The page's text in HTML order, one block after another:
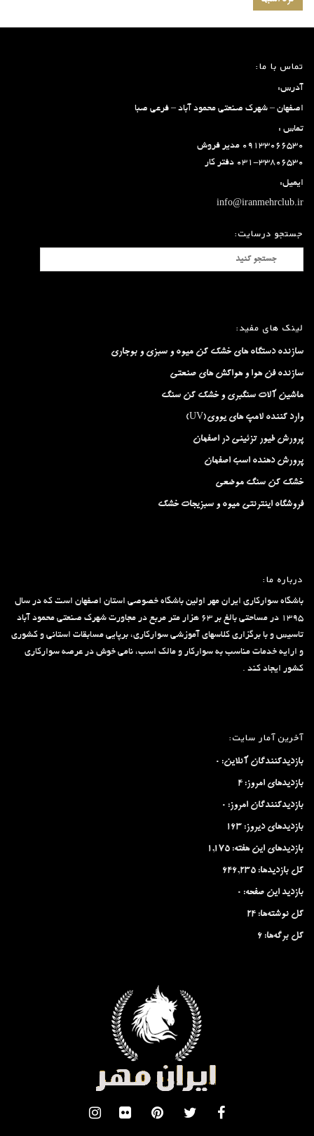
تماس با ما:
آدرس:
اصفهان – شهرک صنعتی محمود آباد – فرعی صبا
تماس :
۰۹۱۳۳۰۶۶۵۳۰ مدیر فروش
۰۳۱-۳۳۸۰۶۵۳۰ دفتر کار
ایمیل:
info@iranmehrclub.ir
جستجو درسایت:
لینک های مفید:
سازنده دستگاه های خشک کن میوه و سبزی و بوجاری
سازنده فن هوا و هواکش های صنعتی
ماشین آلات سنگبری و خشک کن سنگ
وارد کننده لامپ های یووی(UV)
پرورش طیور تزئینی در اصفهان
پرورش دهنده اسب اصفهان
خشک کن سنگ موضعی
فروشگاه اینترنتی میوه و سبزیجات خشک
درباره ما:
باشگاه سوارکاری ایران مهر اولین باشگاه خصوصی استان اصفهان است که در سال
۱۳۹۵ در مساحتی بالغ بر ۶۳ هزار متر مربع در مجاورت شهرک صنعتی محمود آباد
تاسیس و با برگزاری کلاسهای آموزشی سوارکاری، برپایی مسابقات استانی و کشوری
و ارایه خدمات مناسب به سوارکار و مالک اسب، نامی خوش در عرصه سوارکاری
کشور ایجاد کند .
آخرین آمار سایت:
بازدیدکنندگان آنلاین: 0
بازدیدهای امروز: 4
بازدیدکنندگان امروز: 0
بازدیدهای دیروز: 163
بازدیدهای این هفته: 1,175
کل بازدیدها: 646,235
بازدید این صفحه: 0
کل نوشته‌ها: 24
کل برگه‌ها: 6